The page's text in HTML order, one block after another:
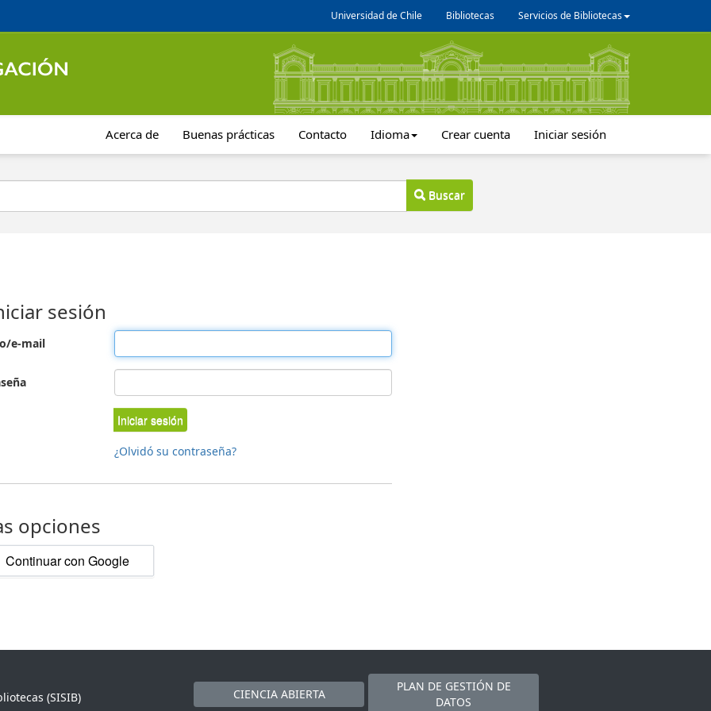
Universidad de Chile Bibliotecas Servicios de Bibliotecas
Acerca de Buenas prácticas Contacto Idioma Crear cuenta Iniciar sesión
Buscar
sesión
e-mail
Iniciar sesión
¿Olvidó su contraseña?
opciones
Continuar con Google
(SISIB)
CIENCIA ABIERTA
PLAN DE GESTIÓN DE
DATOS